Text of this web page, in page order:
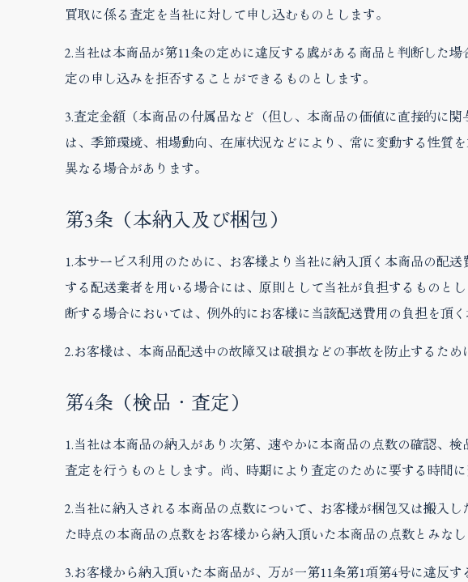
買取に係る査定を当社に対して申し込むものとします。
2.当社は本商品が第11条の定めに違反する虞がある商品と判断した
定の申し込みを拒否することができるものとします。
3.査定金額（本商品の付属品など（但し、本商品の価値に直接的に
は、季節環境、相場動向、在庫状況などにより、常に変動する性質
異なる場合があります。
第3条（本納入及び梱包）
1.本サービス利用のために、お客様より当社に納入頂く本商品の配
する配送業者を用いる場合には、原則として当社が負担するものと
断する場合においては、例外的にお客様に当該配送費用の負担を頂く
2.お客様は、本商品配送中の故障又は破損などの事故を防止するた
第4条（検品・査定）
1.当社は本商品の納入があり次第、速やかに本商品の点数の確認、
査定を行うものとします。尚、時期により査定のために要する時間
2.当社に納入される本商品の点数について、お客様が梱包又は搬入
た時点の本商品の点数をお客様から納入頂いた本商品の点数とみなし
3.お客様から納入頂いた本商品が、万が一第11条第1項第4号に違反